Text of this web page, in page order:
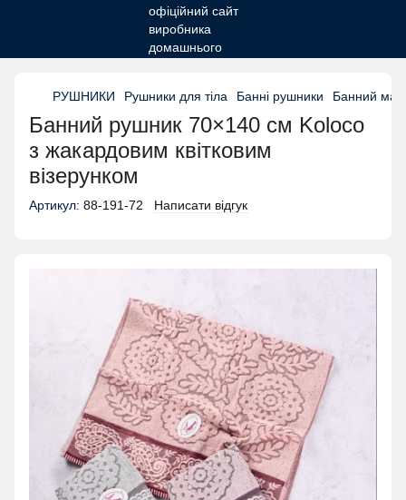
РУШНИКИ Рушники для тіла Банні рушники Банний
Банний рушник 70×140 см Koloco
з жакардовим квітковим
візерунком
Артикул: 88-191-72 Написати відгук